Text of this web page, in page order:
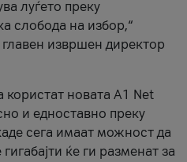
луѓето преку
слобода на избор,“
извршен директор
користат новата А1 Net
и едноставно преку
сега имаат можност да
ќе ги разменат за